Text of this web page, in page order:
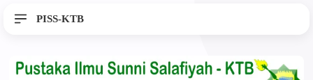
PISS-KTB